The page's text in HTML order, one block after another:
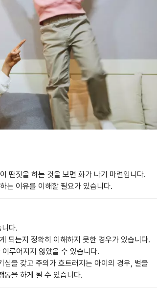
딴짓을 하는 것을 보면 화가 나기 마련입니다.
는 이유를 이해할 필요가 있습니다.
다.
되는지 정확히 이해하지 못한 경우가 있습니다.
루어지지 않았을 수 있습니다.
심을 갖고 주의가 흐트러지는 아이의 경우, 벌을
동을 하게 될 수 있습니다.